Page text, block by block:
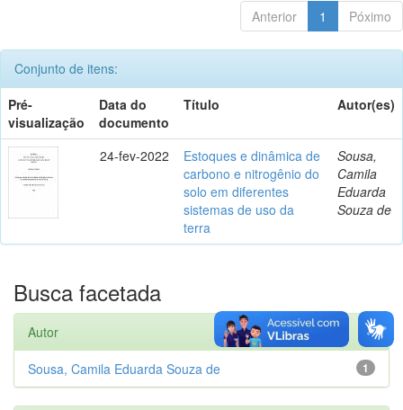
Anterior 1 Póximo
Conjunto de itens:
Pré-
visualização
Data do
documento
Título Autor(es)
24-fev-2022
Estoques e dinâmica de
carbono e nitrogênio do
solo em diferentes
sistemas de uso da
terra
Sousa,
Camila
Eduarda
Souza de
Busca facetada
Autor
1
Sousa, Camila Eduarda Souza de